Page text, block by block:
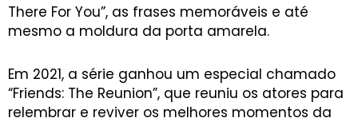
There For You”, as frases memoráveis e até
mesmo a moldura da porta amarela.
Em 2021, a série ganhou um especial chamado
“Friends: The Reunion”, que reuniu os atores para
relembrar e reviver os melhores momentos da